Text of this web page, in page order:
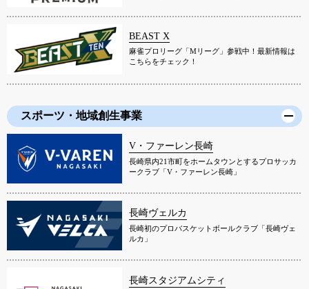
BEAST X
麻雀プロリーグ「Mリーグ」参戦中！最新情報は
こちらをチェック！
スポーツ・地域創生事業
V・ファーレン長崎
長崎県内21市町をホームタウンとするプロサッカ
ークラブ「V・ファーレン長崎」
長崎ヴェルカ
長崎初のプロバスケットボールクラブ「長崎ヴェ
ルカ」
長崎スタジアムシティ